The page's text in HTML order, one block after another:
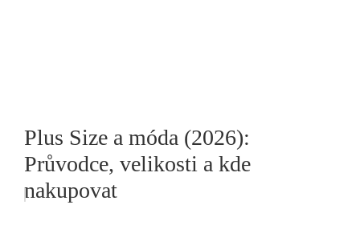
Plus Size a móda (2026):
Průvodce, velikosti a kde
nakupovat